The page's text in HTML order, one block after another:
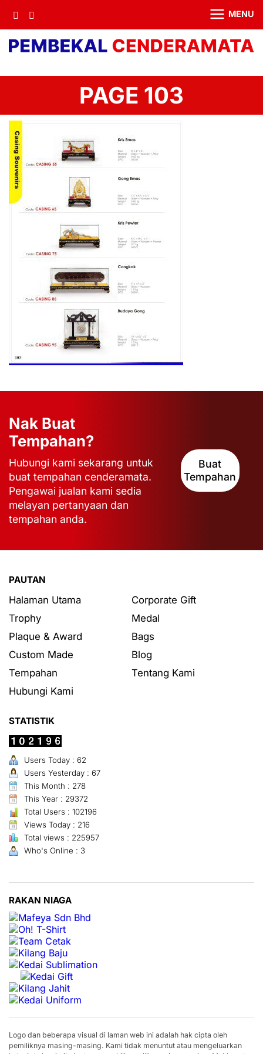
MENU
PAGE 103
Nak Buat
Tempahan?
Hubungi kami sekarang untuk
buat tempahan cenderamata.
Pengawai jualan kami sedia
melayan pertanyaan dan
tempahan anda.
Buat
Tempahan
PAUTAN
Halaman Utama
Corporate Gift
Trophy
Medal
Plaque & Award
Bags
Custom Made
Blog
Tempahan
Tentang Kami
Hubungi Kami
STATISTIK
Users Today : 62
Users Yesterday : 67
This Month : 278
This Year : 29372
Total Users : 102196
Views Today : 216
Total views : 225957
Who's Online : 3
RAKAN NIAGA
Logo dan beberapa visual di laman web ini adalah hak cipta oleh
pemiliknya masing-masing. Kami tidak menuntut atau mengeluarkan